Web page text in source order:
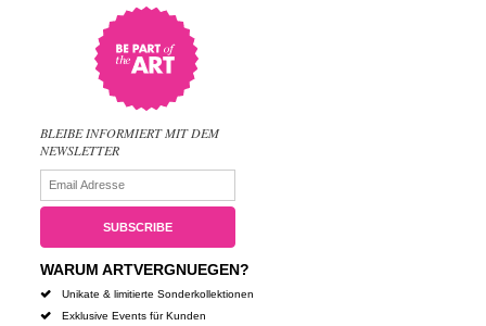
BLEIBE INFORMIERT MIT DEM
NEWSLETTER
WARUM ARTVERGNUEGEN?
Unikate & limitierte Sonderkollektionen
Exklusive Events für Kunden